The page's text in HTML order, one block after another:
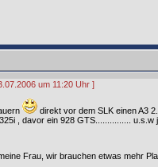
um 11:20 Uhr ]
direkt vor dem SLK einen A3
, davor ein 928 GTS...............
Frau, wir brauchen etwas mehr